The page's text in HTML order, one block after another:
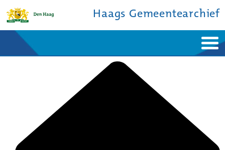
Haags Gemeentearchief
Bronnen en collecties